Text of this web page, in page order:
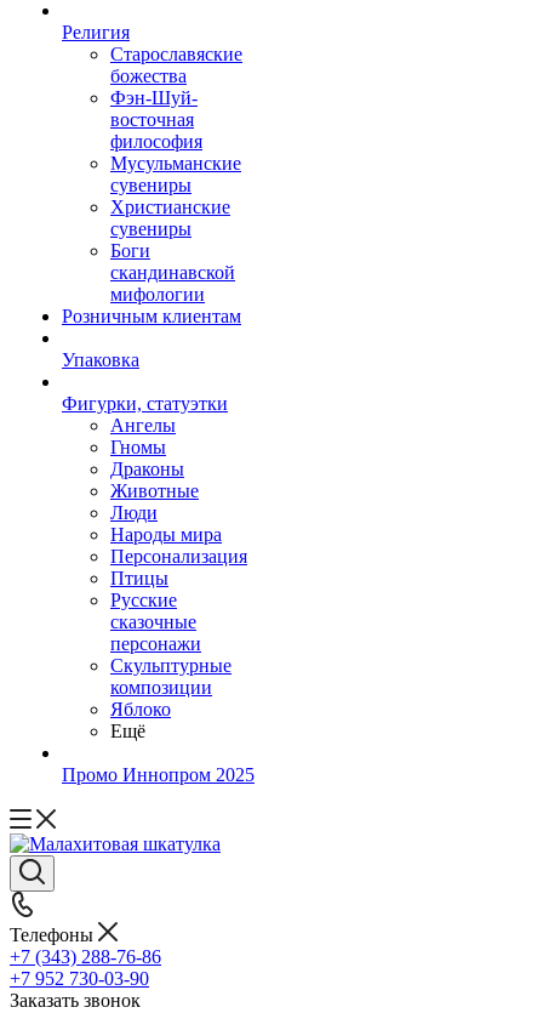
Религия
Старославяские
божества
Фэн-Шуй-
восточная
философия
Мусульманские
сувениры
Христианские
сувениры
Боги
скандинавской
мифологии
Розничным клиентам
Упаковка
Фигурки, статуэтки
Ангелы
Гномы
Драконы
Животные
Люди
Народы мира
Персонализация
Птицы
Русские
сказочные
персонажи
Скульптурные
композиции
Яблоко
Ещё
Промо Иннопром 2025
Телефоны
+7 (343) 288-76-86
+7 952 730-03-90
Заказать звонок